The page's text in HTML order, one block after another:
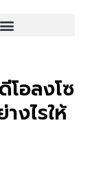
โอลงโซ
งไรให้